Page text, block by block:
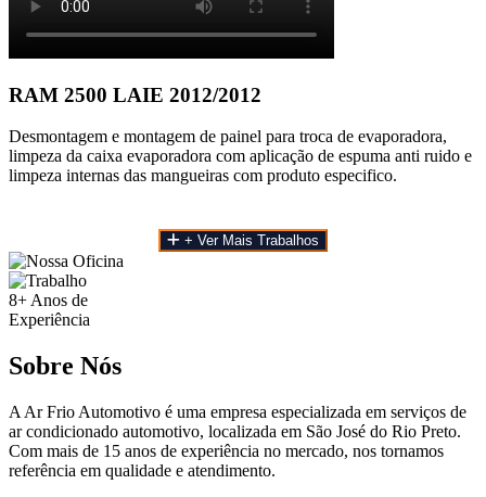
RAM 2500 LAIE 2012/2012
Desmontagem e montagem de painel para troca de evaporadora,
limpeza da caixa evaporadora com aplicação de espuma anti ruido e
limpeza internas das mangueiras com produto especifico.
+ Ver Mais Trabalhos
8+Anos de
Experiência
Sobre Nós
A Ar Frio Automotivo é uma empresa especializada em serviços de
ar condicionado automotivo, localizada em São José do Rio Preto.
Com mais de 15 anos de experiência no mercado, nos tornamos
referência em qualidade e atendimento.